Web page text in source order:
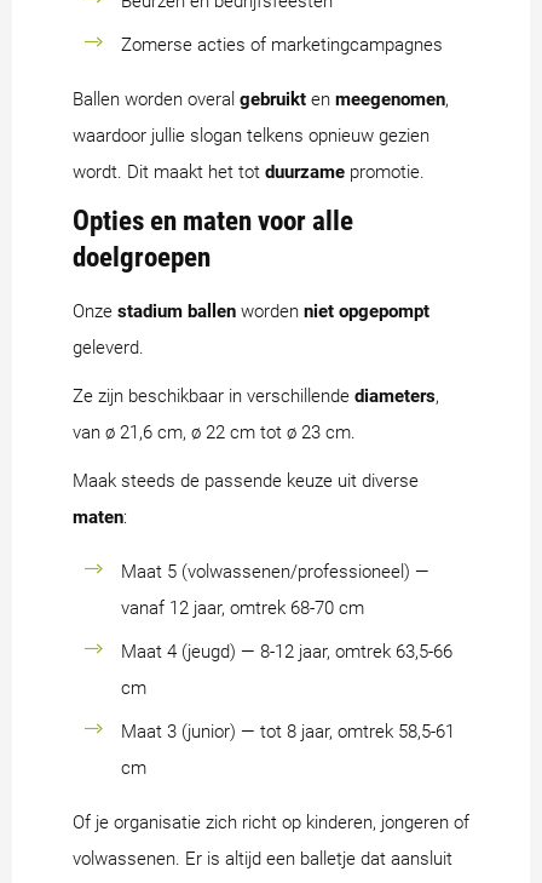
Zomerse acties of marketingcampagnes
Ballen worden overal gebruikt en meegenomen,
waardoor jullie slogan telkens opnieuw gezien
wordt. Dit maakt het tot duurzame promotie.
Opties en maten voor alle
doelgroepen
Onze stadium ballen worden niet opgepompt
geleverd.
Ze zijn beschikbaar in verschillende diameters,
van ø 21,6 cm, ø 22 cm tot ø 23 cm.
Maak steeds de passende keuze uit diverse
maten:
Maat 5 (volwassenen/professioneel) —
vanaf 12 jaar, omtrek 68-70 cm
Maat 4 (jeugd) — 8-12 jaar, omtrek 63,5-66
cm
Maat 3 (junior) — tot 8 jaar, omtrek 58,5-61
cm
Of je organisatie zich richt op kinderen, jongeren of
volwassenen. Er is altijd een balletje dat aansluit